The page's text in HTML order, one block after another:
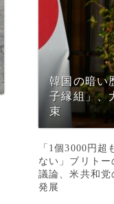
韓国の暗い
子縁組」、
束
「1個3000円超
ない」ブリトー
議論、米共和党
発展